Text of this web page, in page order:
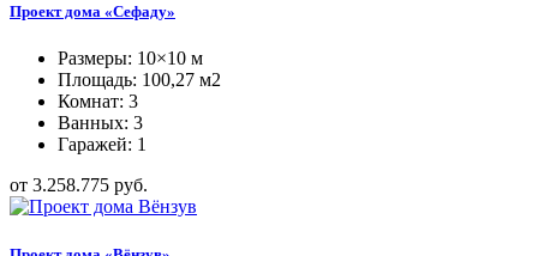
Проект дома «Сефаду»
Размеры: 10×10 м
Площадь: 100,27 м2
Комнат: 3
Ванных: 3
Гаражей: 1
от 3.258.775 руб.